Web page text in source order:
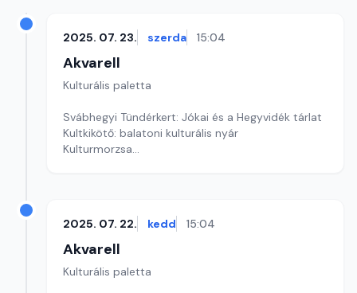
2025. 07. 23. szerda 15:04
Akvarell
Kulturális paletta
Svábhegyi Tündérkert: Jókai és a Hegyvidék tárlat
Kultkikötő: balatoni kulturális nyár
Kulturmorzsa
2025. 07. 22. kedd 15:04
Akvarell
Kulturális paletta